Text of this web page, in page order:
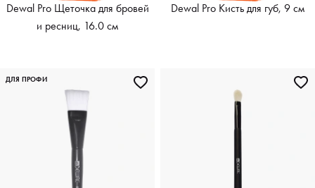
Dewal Pro Щеточка для бровей
и ресниц, 16.0 см
Dewal Pro Кисть для губ, 9 см
ДЛЯ ПРОФИ